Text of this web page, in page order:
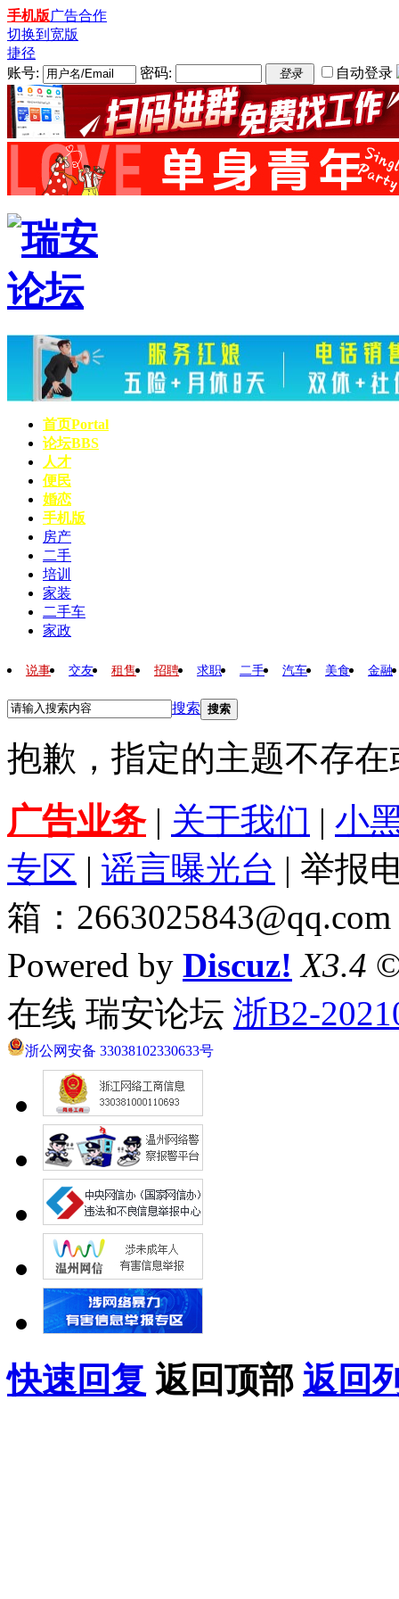
手机版广告合作
切换到宽版
捷径
账号:
密码: 登录 自动登录
首页Portal
论坛BBS
人才
便民
婚恋
手机版
房产
二手
培训
家装
二手车
家政
说事 交友 租售 招聘 求职 二手 汽车 美食 金融
搜索 搜索
抱歉，指定的主题不存
广告业务| 关于我们 | 小
专区 | 谣言曝光台 | 举报
箱：2663025843@qq.com
Powered by Discuz! X3.4
在线 瑞安论坛 浙B2-
浙公网安备 33038102330633号
快速回复 返回顶部 返回